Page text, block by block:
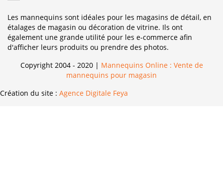
Les mannequins sont idéales pour les magasins de détail, en
étalages de magasin ou décoration de vitrine. Ils ont
également une grande utilité pour les e-commerce afin
d'afficher leurs produits ou prendre des photos.
Copyright 2004 - 2020 | Mannequins Online : Vente de
mannequins pour magasin
Création du site : Agence Digitale Feya